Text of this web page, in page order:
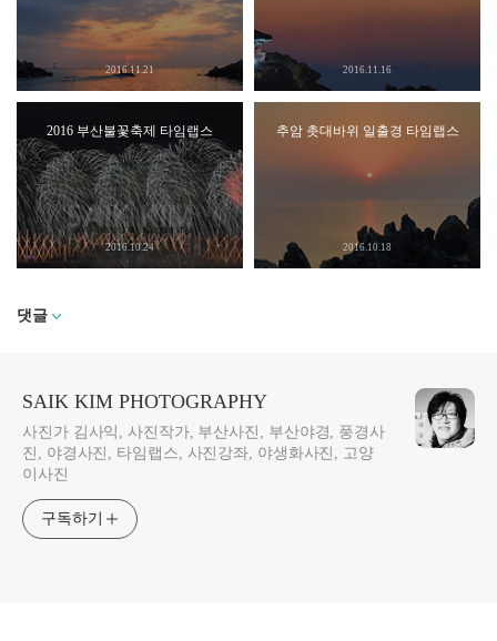
2016.11.21 2016.11.16
2016 부산불꽃축제 타임랩스
2016.10.24
추암 촛대바위 일출경 타임랩스
2016.10.18
댓글
SAIK KIM PHOTOGRAPHY
사진가 김사익, 사진작가, 부산사진, 부산야경, 풍경사
진, 야경사진, 타임랩스, 사진강좌, 야생화사진, 고양
이사진
구독하기